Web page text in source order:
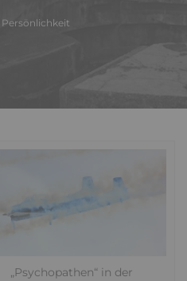
Persönlichkeit
„Psychopathen“ in der